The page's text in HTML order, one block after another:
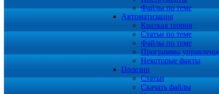
Файлы по теме
Автоматизация
Краткая теория
Статьи по теме
Файлы по теме
Программы
Некоторые факты
Полезно
Статьи
Скачать файлы